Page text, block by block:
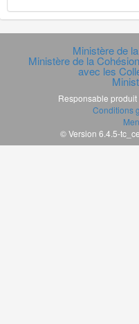
Ministère de
Ministère de la
avec les
Responsable
Conditions
© Version 6.4.5-